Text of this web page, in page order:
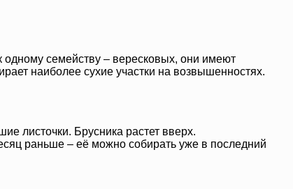
одному семейству – вересковых, они имеют
наиболее сухие участки на возвышенностях.
листочки. Брусника растет вверх.
раньше – её можно собирать уже в последний